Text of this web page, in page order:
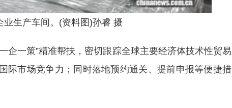
业生产车间。(资料图)孙睿 摄
一策”精准帮扶，密切跟踪全球主要经济体技术性贸易
际市场竞争力；同时落地预约通关、提前申报等便捷措